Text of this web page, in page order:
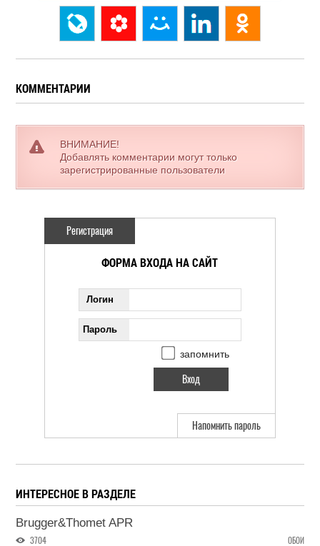
КОММЕНТАРИИ
ВНИМАНИЕ!
Добавлять комментарии могут только
зарегистрированные пользователи
Регистрация
ФОРМА ВХОДА НА САЙТ
Логин
Пароль
запомнить
Напомнить пароль
ИНТЕРЕСНОЕ В РАЗДЕЛЕ
Brugger&Thomet APR
3704 ОБОИ